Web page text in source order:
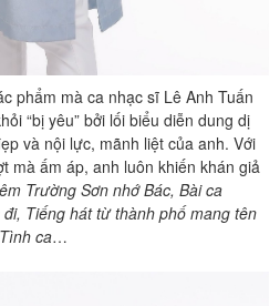
phẩm mà ca nhạc sĩ Lê Anh Tuấn
“bị yêu” bởi lối biểu diễn dung dị
và nội lực, mãnh liệt của anh. Với
mà ấm áp, anh luôn khiến khán giả
Trường Sơn nhớ Bác, Bài ca
Tiếng hát từ thành phố mang tên
ca…